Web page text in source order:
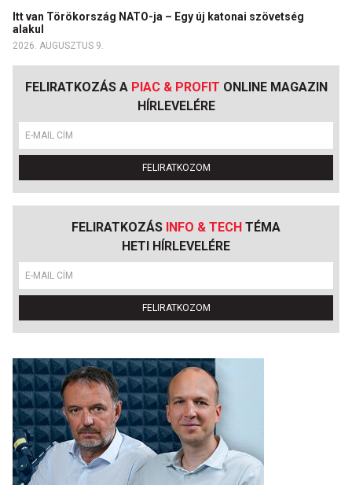
Itt van Törökország NATO-ja – Egy új katonai szövetség
alakul
2026. AUGUSZTUS 9.
FELIRATKOZÁS A PIAC & PROFIT ONLINE MAGAZIN
HÍRLEVELÉRE
FELIRATKOZOM
FELIRATKOZÁS INFO & TECH TÉMA
HETI HÍRLEVELÉRE
FELIRATKOZOM